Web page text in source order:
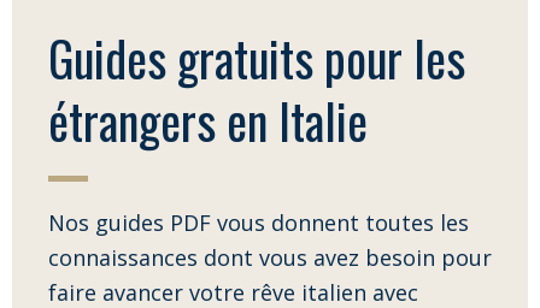
Guides gratuits pour les
étrangers en Italie
Nos guides PDF vous donnent toutes les
connaissances dont vous avez besoin pour
faire avancer votre rêve italien avec